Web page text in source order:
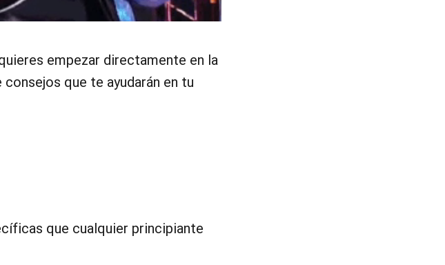
empezar directamente en la
que te ayudarán en tu
que cualquier principiante